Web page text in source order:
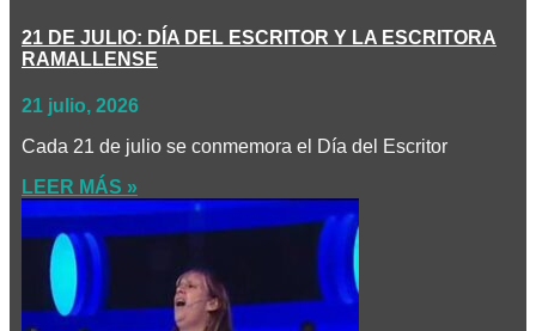
21 DE JULIO: DÍA DEL ESCRITOR Y LA ESCRITORA
RAMALLENSE
21 julio, 2026
Cada 21 de julio se conmemora el Día del Escritor
LEER MÁS »